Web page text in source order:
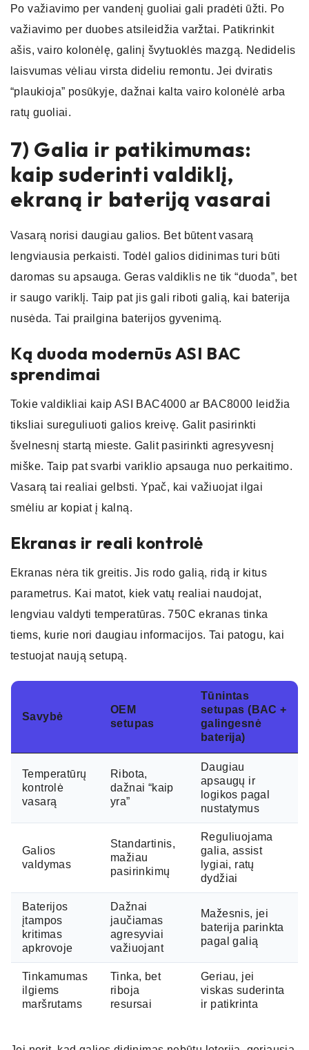
Po važiavimo per vandenį guoliai gali pradėti ūžti. Po
važiavimo per duobes atsileidžia varžtai. Patikrinkit
ašis, vairo kolonėlę, galinį švytuoklės mazgą. Nedidelis
laisvumas vėliau virsta dideliu remontu. Jei dviratis
“plaukioja” posūkyje, dažnai kalta vairo kolonėlė arba
ratų guoliai.
7) Galia ir patikimumas:
kaip suderinti valdiklį,
ekraną ir bateriją vasarai
Vasarą norisi daugiau galios. Bet būtent vasarą
lengviausia perkaisti. Todėl galios didinimas turi būti
daromas su apsauga. Geras valdiklis ne tik “duoda”, bet
ir saugo variklį. Taip pat jis gali riboti galią, kai baterija
nusėda. Tai prailgina baterijos gyvenimą.
Ką duoda modernūs ASI BAC
sprendimai
Tokie valdikliai kaip ASI BAC4000 ar BAC8000 leidžia
tiksliai sureguliuoti galios kreivę. Galit pasirinkti
švelnesnį startą mieste. Galit pasirinkti agresyvesnį
miške. Taip pat svarbi variklio apsauga nuo perkaitimo.
Vasarą tai realiai gelbsti. Ypač, kai važiuojat ilgai
smėliu ar kopiat į kalną.
Ekranas ir reali kontrolė
Ekranas nėra tik greitis. Jis rodo galią, ridą ir kitus
parametrus. Kai matot, kiek vatų realiai naudojat,
lengviau valdyti temperatūras. 750C ekranas tinka
tiems, kurie nori daugiau informacijos. Tai patogu, kai
testuojat naują setupą.
Savybė
OEM
setupas
Tūnintas
setupas (BAC +
galingesnė
baterija)
Temperatūrų
kontrolė
vasarą
Ribota,
dažnai “kaip
yra”
Daugiau
apsaugų ir
logikos pagal
nustatymus
Galios
valdymas
Standartinis,
mažiau
pasirinkimų
Reguliuojama
galia, assist
lygiai, ratų
dydžiai
Baterijos
įtampos
kritimas
apkrovoje
Dažnai
jaučiamas
agresyviai
važiuojant
Mažesnis, jei
baterija parinkta
pagal galią
Tinkamumas
ilgiems
maršrutams
Tinka, bet
riboja
resursai
Geriau, jei
viskas suderinta
ir patikrinta